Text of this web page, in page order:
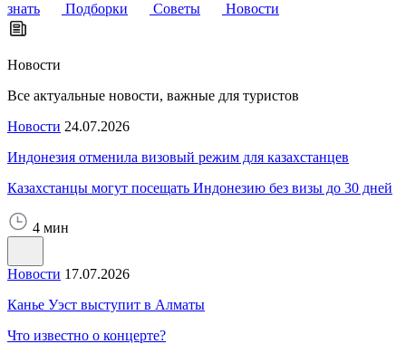
знать
Подборки Советы Новости
Новости
Все актуальные новости, важные для туристов
Новости 24.07.2026
Индонезия отменила визовый режим для казахстанцев
Казахстанцы могут посещать Индонезию без визы до 30 дней
4 мин
Новости 17.07.2026
Канье Уэст выступит в Алматы
Что известно о концерте?